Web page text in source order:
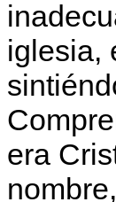
iglesia,
era